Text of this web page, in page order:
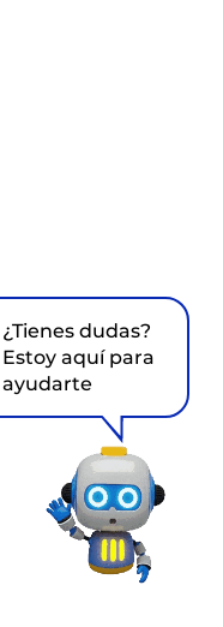
¿Tienes dudas?
Estoy aquí para
ayudarte